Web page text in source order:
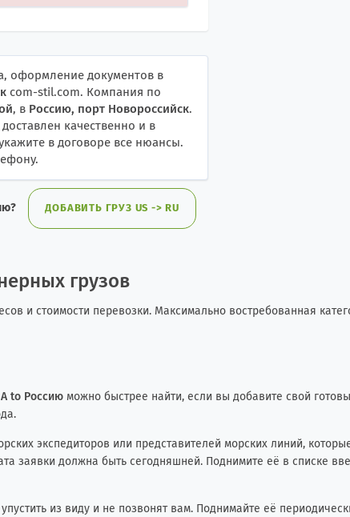
оформление документов в
com-stil.com. Компания по
, в Россию, порт Новороссийск.
качественно и в
в договоре все нюансы.
ДОБАВИТЬ ГРУЗ US -> RU
грузов
и стоимости перевозки. Максимально востребованная
to Россию можно быстрее найти, если вы добавите свой
экспедиторов или представителей морских линий,
заявки должна быть сегодняшней. Поднимите её в списке
из виду и не позвонят вам. Поднимайте её